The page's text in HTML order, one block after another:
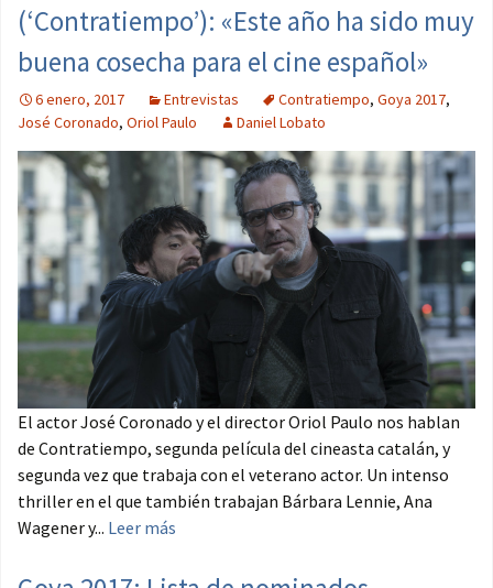
(‘Contratiempo’): «Este año ha sido muy
buena cosecha para el cine español»
6 enero, 2017 Entrevistas Contratiempo, Goya 2017,
José Coronado, Oriol Paulo Daniel Lobato
El actor José Coronado y el director Oriol Paulo nos hablan
de Contratiempo, segunda película del cineasta catalán, y
segunda vez que trabaja con el veterano actor. Un intenso
thriller en el que también trabajan Bárbara Lennie, Ana
Wagener y... Leer más